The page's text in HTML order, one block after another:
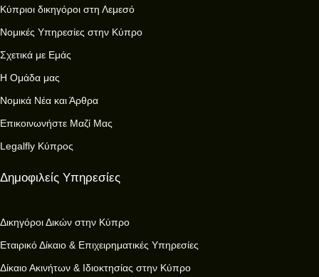
Κύπριοι δικηγόροι στη Λεμεσό
Νομικές Υπηρεσίες στην Κύπρο
Σχετικά με Εμάς
Η Ομάδα μας
Νομικά Νέα και Άρθρα
Επικοινωνήστε Μαζί Μας
Legalfly Κύπρος
Δημοφιλείς Υπηρεσίες
Δικηγόροι Δικών στην Κύπρο
Εταιρικό Δίκαιο & Επιχειρηματικές Υπηρεσίες
Δίκαιο Ακινήτων & Ιδιοκτησίας στην Κύπρο